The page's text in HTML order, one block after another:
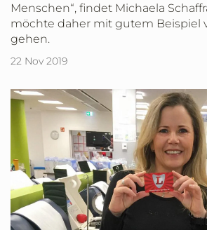
Menschen“, findet Michaela
möchte daher mit gutem Beispiel
gehen.
22 Nov 2019